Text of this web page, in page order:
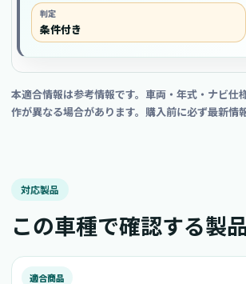
判定
条件付き
本適合情報は参考情報です。車両・年式・ナビ仕
作が異なる場合があります。購入前に必ず最新情
対応製品
この車種で確認する製
適合商品